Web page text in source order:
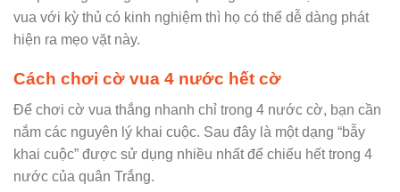
vua với kỳ thủ có kinh nghiệm thì họ có thể dễ dàng phát
hiện ra mẹo vặt này.
Cách chơi cờ vua 4 nước hết cờ
Để chơi cờ vua thắng nhanh chỉ trong 4 nước cờ, bạn cần
nắm các nguyên lý khai cuộc. Sau đây là một dạng “bẫy
khai cuộc” được sử dụng nhiều nhất để chiếu hết trong 4
nước của quân Trắng.